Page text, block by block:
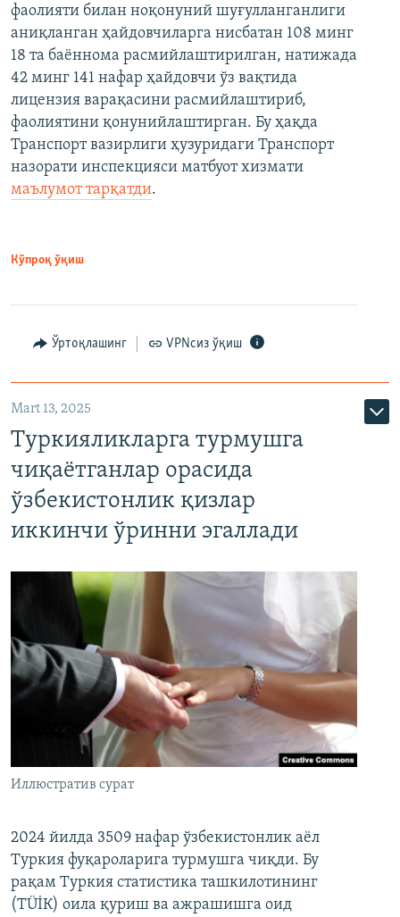
фаолияти билан ноқонуний шуғулланганлиги
аниқланган ҳайдовчиларга нисбатан 108 минг
18 та баённома расмийлаштирилган, натижада
42 минг 141 нафар ҳайдовчи ўз вақтида
лицензия варақасини расмийлаштириб,
фаолиятини қонунийлаштирган. Бу ҳақда
Транспорт вазирлиги ҳузуридаги Транспорт
назорати инспекцияси матбуот хизмати
маълумот тарқатди.
Кўпроқ ўқиш
Ўртоқлашинг VPNсиз ўқиш
Mart 13, 2025
Туркияликларга турмушга
чиқаётганлар орасида
ўзбекистонлик қизлар
иккинчи ўринни эгаллади
Иллюстратив сурат
2024 йилда 3509 нафар ўзбекистонлик аёл
Туркия фуқароларига турмушга чиқди. Бу
рақам Туркия статистика ташкилотининг
(ТÜİК) оила қуриш ва ажрашишга оид